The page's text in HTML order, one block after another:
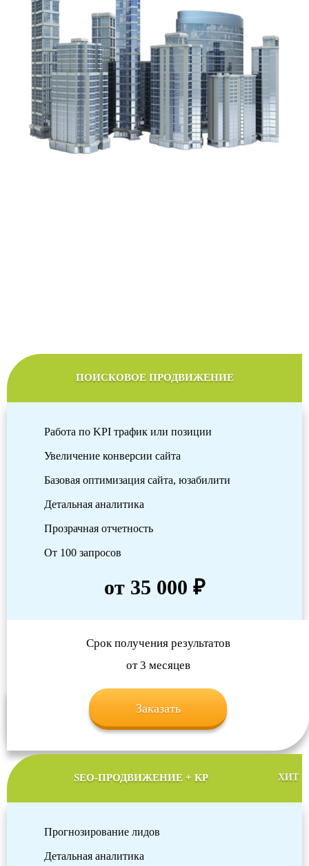
ПОИСКОВОЕ ПРОДВИЖЕНИЕ
Работа по KPI трафик или позиции
Увеличение конверсии сайта
Базовая оптимизация сайта, юзабилити
Детальная аналитика
Прозрачная отчетность
От 100 запросов
от 35 000 ₽
Срок получения результатов
от 3 месяцев
Заказать
SEO-ПРОДВИЖЕНИЕ + КР ХИТ
Прогнозирование лидов
Детальная аналитика